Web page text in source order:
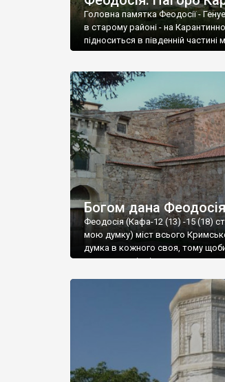
Головна памятка Феодосії -
в старому районі - на
підноситься в південній частині
Богом дана
Феодосія (Кафа-12 (13) -15 (18)
мою думку) міст всього
думка в кожного своя, тому
запрошую відвідати це